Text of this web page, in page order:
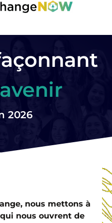
2026
nous mettons à
nous ouvrent de